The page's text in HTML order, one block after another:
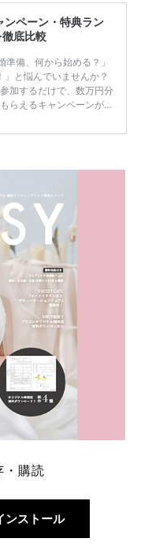
ンペーン・特典ラン
底比較
備、何から始める？」
」と悩んでいませんか？
加するだけで、数万円分
らえるキャンペーンがあ
をしてしまうことも……。
方法・注意点 「どこが
典は？」といった疑問も
候補を絞れる「ウェディ
型 […]
続きを読む
・購読
ンストール